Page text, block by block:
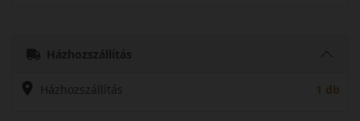
Házhozszállítás
Házhozszállítás 1 db